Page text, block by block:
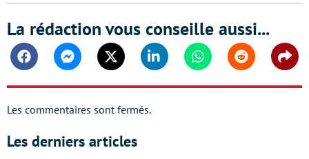
La rédaction vous conseille aussi...
FacebookMessengerTwitter Linkedin WhatsappReddit
Les commentaires sont fermés.
Les derniers articles